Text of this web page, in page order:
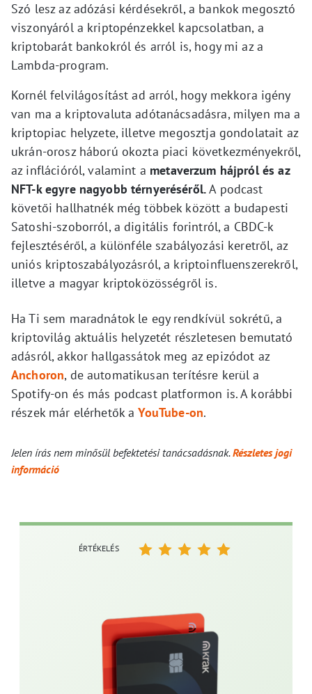
Szó lesz az adózási kérdésekről, a bankok megosztó
viszonyáról a kriptopénzekkel kapcsolatban, a
kriptobarát bankokról és arról is, hogy mi az a
Lambda-program.
Kornél felvilágosítást ad arról, hogy mekkora igény
van ma a kriptovaluta adótanácsadásra, milyen ma a
kriptopiac helyzete, illetve megosztja gondolatait az
ukrán-orosz háború okozta piaci következményekről,
az inflációról, valamint a metaverzum hájpról és az
NFT-k egyre nagyobb térnyeréséről.A podcast
követői hallhatnék még többek között a budapesti
Satoshi-szoborról, a digitális forintról, a CBDC-k
fejlesztéséről, a különféle szabályozási keretről, az
uniós kriptoszabályozásról, a kriptoinfluenszerekről,
illetve a magyar kriptoközösségről is.
Ha Ti sem maradnátok le egy rendkívül sokrétű, a
kriptovilág aktuális helyzetét részletesen bemutató
adásról, akkor hallgassátok meg az epizódot az
Anchoron, de automatikusan terítésre kerül a
Spotify-on és más podcast platformon is. A korábbi
részek már elérhetők aYouTube-on.
Jelen írás nem minősül befektetési tanácsadásnak.Részletes jogi
információ
ÉRTÉKELÉS